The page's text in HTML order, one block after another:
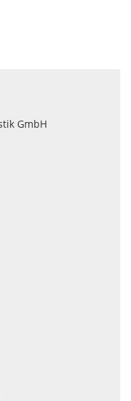
GmbH